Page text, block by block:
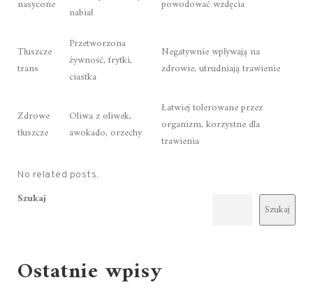
nasycone
nabiał
powodować wzdęcia
Tłuszcze
trans
Przetworzona
żywność, frytki,
ciastka
Negatywnie wpływają na
zdrowie, utrudniają trawienie
Zdrowe
tłuszcze
Oliwa z oliwek,
awokado, orzechy
Łatwiej tolerowane przez
organizm, korzystne dla
trawienia
No related posts.
Szukaj
Szukaj
Ostatnie wpisy